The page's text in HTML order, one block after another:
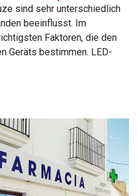
sind sehr unterschiedlich
beeinflusst. Im
Faktoren, die den
Geräts bestimmen. LED-